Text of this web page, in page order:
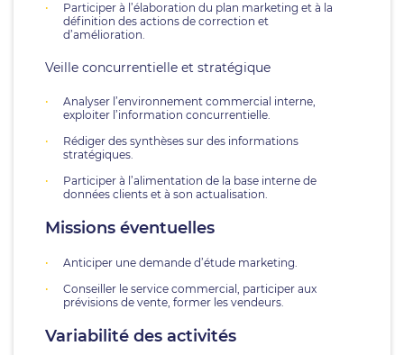
Participer à l’élaboration du plan marketing et à la
définition des actions de correction et
d’amélioration.
Veille concurrentielle et stratégique
Analyser l’environnement commercial interne,
exploiter l’information concurrentielle.
Rédiger des synthèses sur des informations
stratégiques.
Participer à l’alimentation de la base interne de
données clients et à son actualisation.
Missions éventuelles
Anticiper une demande d’étude marketing.
Conseiller le service commercial, participer aux
prévisions de vente, former les vendeurs.
Variabilité des activités